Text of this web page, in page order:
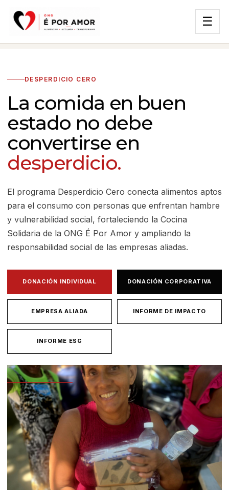
☰
DESPERDICIO CERO
La comida en buen
estado no debe
convertirse en
desperdicio.
El programa Desperdicio Cero conecta alimentos aptos
para el consumo con personas que enfrentan hambre
y vulnerabilidad social, fortaleciendo la Cocina
Solidaria de la ONG É Por Amor y ampliando la
responsabilidad social de las empresas aliadas.
DONACIÓN INDIVIDUAL DONACIÓN CORPORATIVA
EMPRESA ALIADA INFORME DE IMPACTO
INFORME ESG